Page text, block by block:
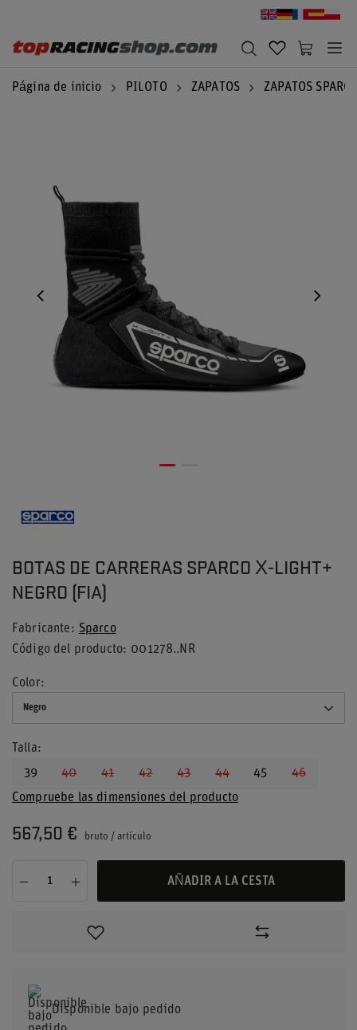
Página de inicio PILOTO ZAPATOS ZAPATOS
BOTAS DE CARRERAS SPARCO X-LIGHT+
NEGRO (FIA)
Fabricante
Sparco
Código del producto
001278..NR
Color
Negro
Talla
39
40 41 42 43 44 45
46
Compruebe las dimensiones del producto
567,50 € bruto / artículo
AÑADIR A LA CESTA
Disponible bajo pedido